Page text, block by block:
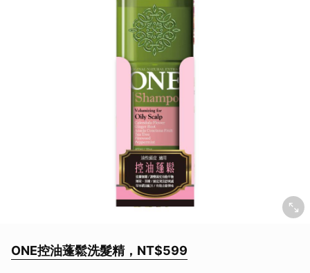
ONE控油蓬鬆洗髮精，NT$599